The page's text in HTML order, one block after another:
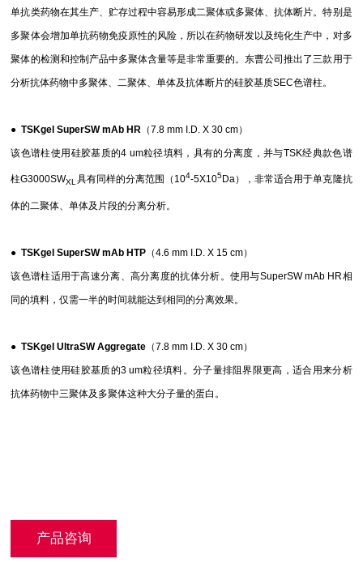
单抗类药物在其生产、贮存过程中容易形成二聚体或多聚体、抗体断片。特别是
多聚体会增加单抗药物免疫原性的风险，所以在药物研发以及纯化生产中，对多
聚体的检测和控制产品中多聚体含量等是非常重要的。东曹公司推出了三款用于
分析抗体药物中多聚体、二聚体、单体及抗体断片的硅胶基质SEC色谱柱。
●TSKgel SuperSW mAb HR （7.8 mm I.D. X 30 cm）
该色谱柱使用硅胶基质的4 um粒径填料，具有的分离度，并与TSK经典款色谱
柱G3000SWXL具有同样的分离范围（104-5X105Da），非常适合用于单克隆抗
体的二聚体、单体及片段的分离分析。
●TSKgel SuperSW mAb HTP （4.6 mm I.D. X 15 cm）
该色谱柱适用于高速分离、高分离度的抗体分析。使用与SuperSW mAb HR相
同的填料，仅需一半的时间就能达到相同的分离效果。
● TSKgel UltraSW Aggregate （7.8 mm I.D. X 30 cm）
该色谱柱使用硅胶基质的3 um粒径填料。分子量排阻界限更高，适合用来分析
抗体药物中三聚体及多聚体这种大分子量的蛋白。
产品咨询